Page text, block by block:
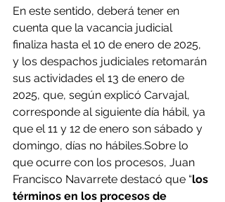
En este sentido, deberá tener en
cuenta que la vacancia judicial
finaliza hasta el 10 de enero de 2025,
y los despachos judiciales retomarán
sus actividades el 13 de enero de
2025, que, según explicó Carvajal,
corresponde al siguiente día hábil, ya
que el 11 y 12 de enero son sábado y
domingo, días no hábiles.Sobre lo
que ocurre con los procesos, Juan
Francisco Navarrete destacó que “los
términos en los procesos de